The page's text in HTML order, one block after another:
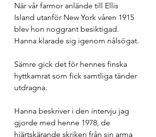
När vår farmor anlände till Ellis
Island utanför New York våren 1915
blev hon noggrant besiktigad.
Hanna klarade sig igenom nålsögat.
Sämre gick det för hennes finska
hyttkamrat som fick samtliga tänder
utdragna.
Hanna beskriver i den intervju jag
gjorde med henne 1978, de
hjärtskärande skriken från sin arma